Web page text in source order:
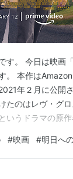
す。 今日は映画
。 本作は
年２月に公開
たのはレヴ・グ
いうドラマの原作
ったイアン・サ
目になります。
#映画 #明日へ